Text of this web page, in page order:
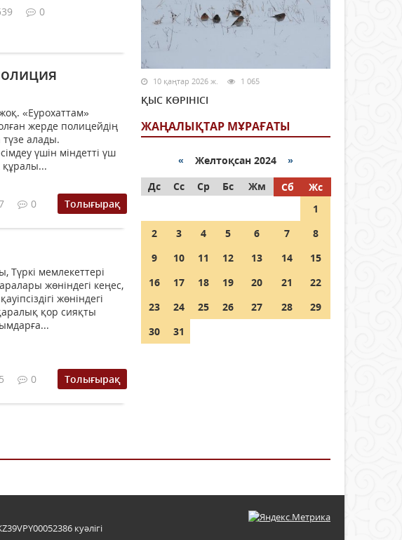
0
«Еурохаттам»
жерде полицейдің
түзе алады.
үшін міндетті үш
құралы...
0 Толығырақ
мемлекеттері
жөніндегі кеңес,
жөніндегі
қор сияқты
0 Толығырақ
10 қаңтар 2026 ж. 1 065
ҚЫС КӨРІНІСІ
ЖАҢАЛЫҚТАР МҰРАҒАТЫ
« Желтоқсан 2024 »
Дс
Сс Ср Бс Жм Сб
Жс
1
2
3 4 5 6 7
8
9
10 11 12 13 14
15
16
17 18 19 20 21
22
23
24 25 26 27 28
29
30
31
куәлігі